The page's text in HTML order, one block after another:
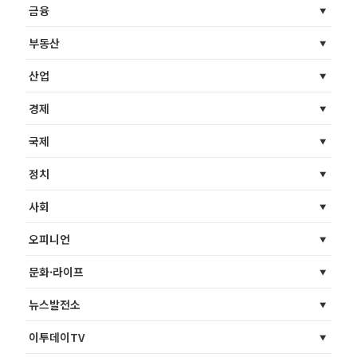
금융
부동산
산업
경제
국제
정치
사회
오피니언
문화·라이프
뉴스발전소
이투데이TV